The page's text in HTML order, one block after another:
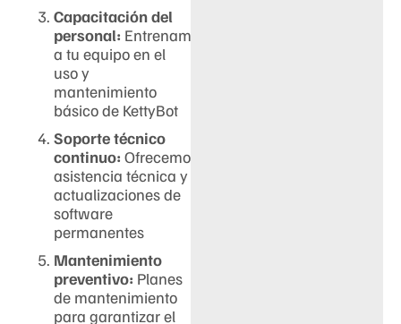
Capacitación del
personal: Entrenamos
a tu equipo en el
uso y
mantenimiento
básico de KettyBot
Soporte técnico
continuo: Ofrecemos
asistencia técnica y
actualizaciones de
software
permanentes
Mantenimiento
preventivo: Planes
de mantenimiento
para garantizar el